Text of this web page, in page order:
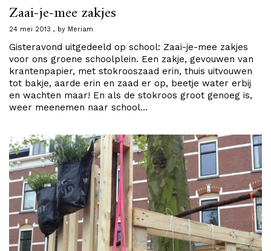
Zaai-je-mee zakjes
24 mei 2013 by Meriam
Gisteravond uitgedeeld op school: Zaai-je-mee zakjes
voor ons groene schoolplein. Een zakje, gevouwen van
krantenpapier, met stokrooszaad erin, thuis uitvouwen
tot bakje, aarde erin en zaad er op, beetje water erbij
en wachten maar! En als de stokroos groot genoeg is,
weer meenemen naar school…